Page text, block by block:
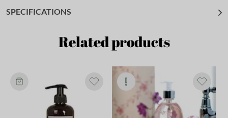
SPECIFICATIONS
Related products